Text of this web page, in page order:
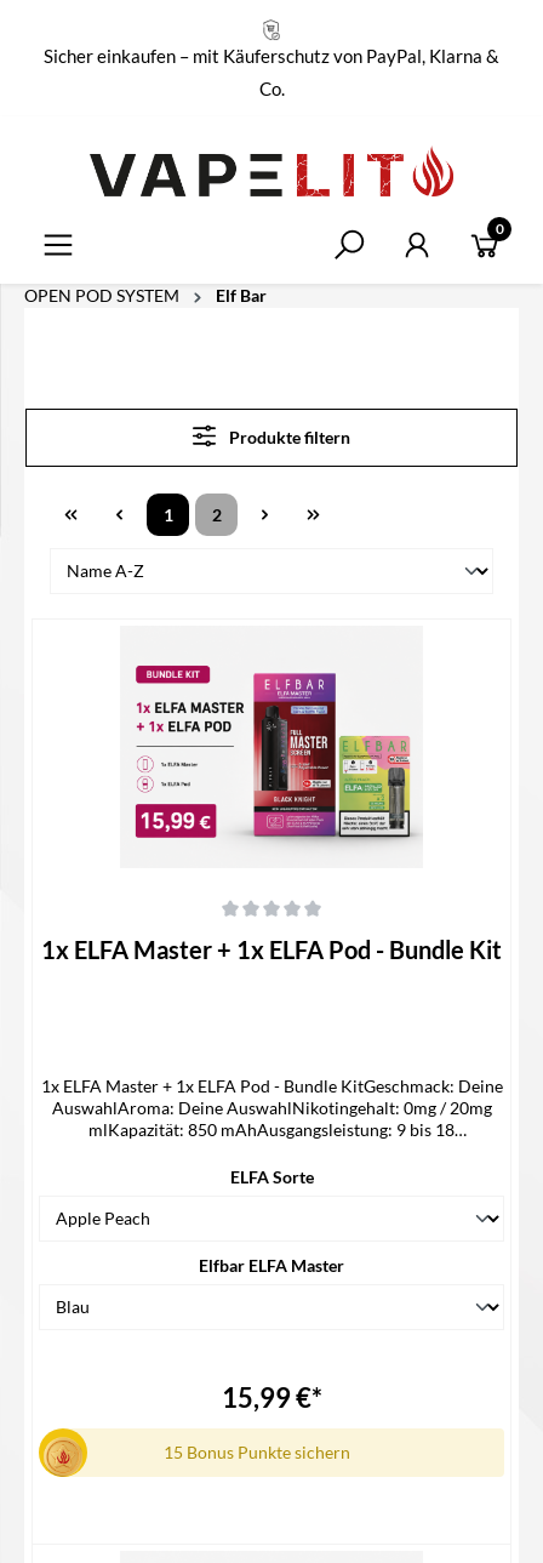
Sicher einkaufen – mit Käuferschutz von PayPal, Klarna &
Co.
0
OPEN POD SYSTEM Elf Bar
Produkte filtern
1 2
1x ELFA Master + 1x ELFA Pod - Bundle Kit
1x ELFA Master + 1x ELFA Pod - Bundle KitGeschmack: Deine
AuswahlAroma: Deine AuswahlNikotingehalt: 0mg / 20mg
mlKapazität: 850 mAhAusgangsleistung: 9 bis 18
Elfbar Elfa Pods & Lost Mary Tappo PodsUSB-C
ELFA Sorte
Elfbar ELFA Master
15,99 €*
15 Bonus Punkte sichern